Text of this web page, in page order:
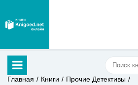
Главная Книги
Прочие Детективы